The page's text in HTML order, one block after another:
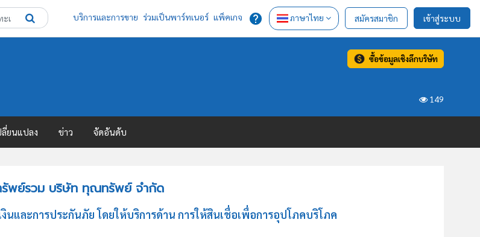
บริการและการขาย ร่วมเป็นพาร์ทเนอร์ แพ็คเกจ ภาษาไทย สมัครสมาชิก เข้าสู่ระบบ
ซื้อข้อมูลเชิงลึกบริษัท
149
ลี่ยนแปลง ข่าว จัดอันดับ
ทรัพย์รวม บริษัท ทุณทรัพย์ จำกัด
และการประกันภัย โดยให้บริการด้าน การให้สินเชื่อเพื่อการอุปโภคบริโภค